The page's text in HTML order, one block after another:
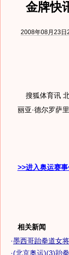
金牌快
2008年08月23日
搜狐体育讯 北
丽亚·德尔罗萨
>>进入奥运赛
相关新闻
·墨西哥跆拳道女
·(北京奥运)(3)跆